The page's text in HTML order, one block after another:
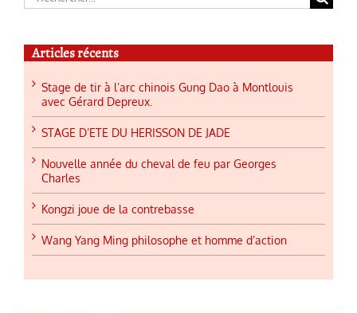
Articles récents
Stage de tir à l’arc chinois Gung Dao à Montlouis
avec Gérard Depreux.
STAGE D’ETE DU HERISSON DE JADE
Nouvelle année du cheval de feu par Georges
Charles
Kongzi joue de la contrebasse
Wang Yang Ming philosophe et homme d’action